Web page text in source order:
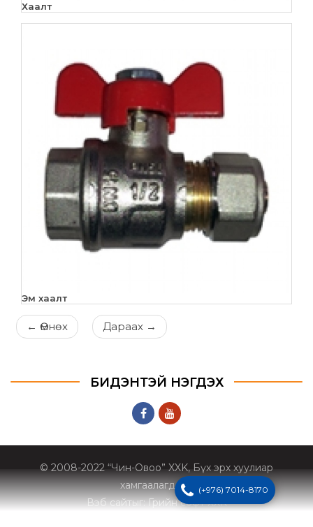
Хаалт
Эм хаалт
← Өмнөх Дараах →
БИДЭНТЭЙ НЭГДЭХ
© 2008-2022 “Чин-Овоо” XXK, Бүх эрх хуулиар
хамгаалагдсан
Вэб сайтыг:Грийн софт ХХК
(+976) 7014-8170